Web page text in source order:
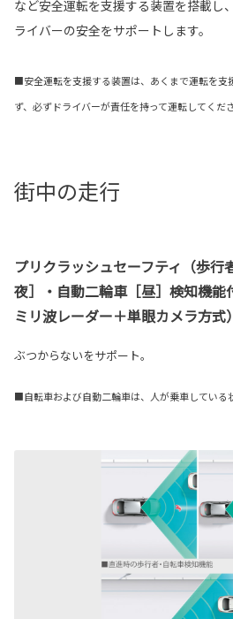
など安全運転を支援する装置を搭載し
ライバーの安全をサポートします。
■安全運転を支援する装置は、あくまで運転を支
ず、必ずドライバーが責任を持って運転してくださ
街中の走行
プリクラッシュセーフティ（歩行
夜］・自動二輪車［昼］検知機
ミリ波レーダー＋単眼カメラ方式）
ぶつからないをサポート。
■自転車および自動二輪車は、人が乗車している